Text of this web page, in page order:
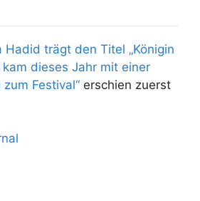
Hadid trägt den Titel „Königin
kam dieses Jahr mit einer
Festival“ erschien zuerst